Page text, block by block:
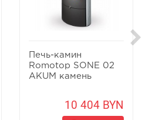
Печь-камин
Romotop SONE 02
AKUM камень
10 404 BYN